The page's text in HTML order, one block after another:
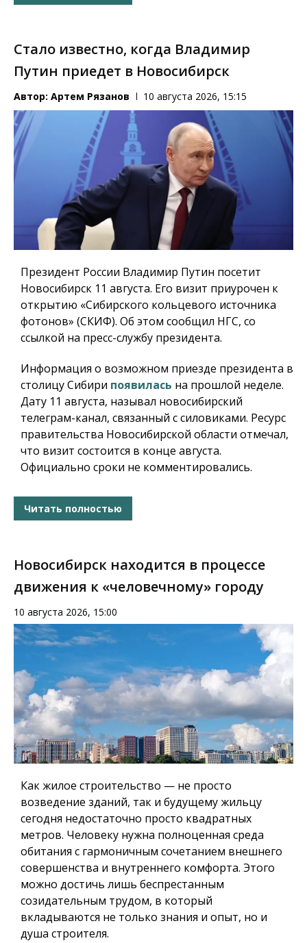
Стало известно, когда Владимир
Путин приедет в Новосибирск
Автор: Артем Рязанов 10 августа 2026, 15:15
Президент России Владимир Путин посетит
Новосибирск 11 августа. Его визит приурочен к
открытию «Сибирского кольцевого источника
фотонов» (СКИФ). Об этом сообщил НГС, со
ссылкой на пресс-службу президента.
Информация о возможном приезде президента в
столицу Сибири появилась на прошлой неделе.
Дату 11 августа, называл новосибирский
телеграм-канал, связанный с силовиками. Ресурс
правительства Новосибирской области отмечал,
что визит состоится в конце августа.
Официально сроки не комментировались.
Читать полностью
Новосибирск находится в процессе
движения к «человечному» городу
10 августа 2026, 15:00
Как жилое строительство — не просто
возведение зданий, так и будущему жильцу
сегодня недостаточно просто квадратных
метров. Человеку нужна полноценная среда
обитания с гармоничным сочетанием внешнего
совершенства и внутреннего комфорта. Этого
можно достичь лишь беспрестанным
созидательным трудом, в который
вкладываются не только знания и опыт, но и
душа строителя.